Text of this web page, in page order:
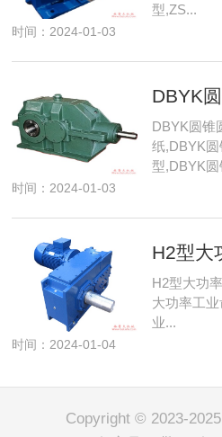
型,ZS...
时间：2024-01-03
DBYK
DBYK圆锥
纸,DBYK
型,DBYK圆
时间：2024-01-03
H2型大
H2型大功
大功率工
业...
时间：2024-01-04
Copyright © 2023-